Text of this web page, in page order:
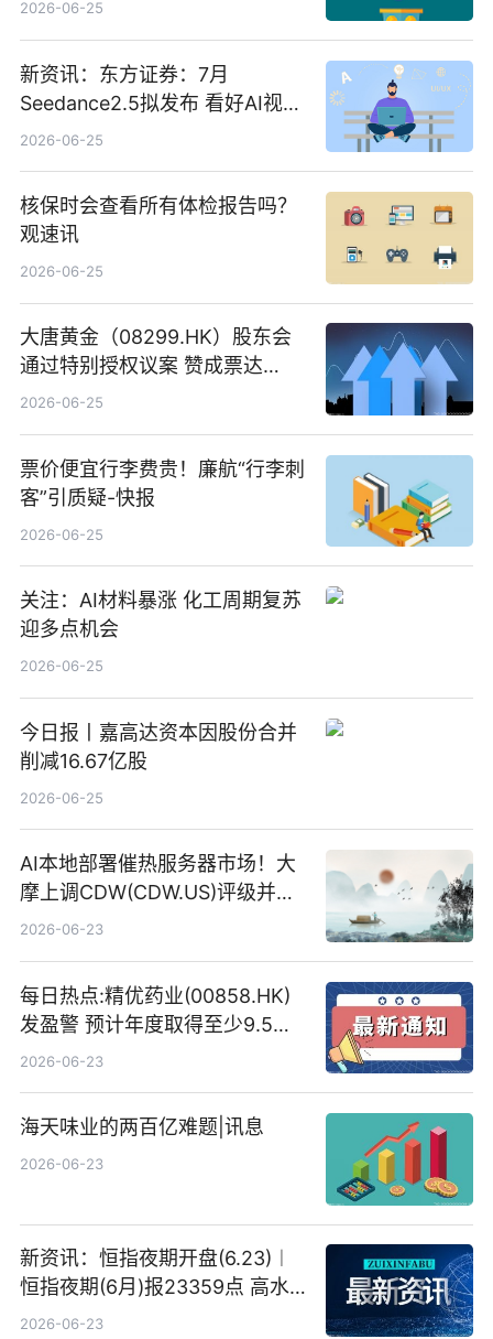
2026-06-25
新资讯：东方证券：7月
Seedance2.5拟发布 看好AI视频
创作工作流进一步提效
2026-06-25
核保时会查看所有体检报告吗？
观速讯
2026-06-25
大唐黄金（08299.HK）股东会
通过特别授权议案 赞成票达
100%_新动态
2026-06-25
票价便宜行李费贵！廉航“行李刺
客”引质疑-快报
2026-06-25
关注：AI材料暴涨 化工周期复苏
迎多点机会
2026-06-25
今日报丨嘉高达资本因股份合并
削减16.67亿股
2026-06-25
AI本地部署催热服务器市场！大
摩上调CDW(CDW.US)评级并看
高IBM(IBM.US)戴尔(DELL.US)
2026-06-23
每日热点:精优药业(00858.HK)
发盈警 预计年度取得至少9.5亿
港元的亏损 同比盈转亏
2026-06-23
海天味业的两百亿难题|讯息
2026-06-23
新资讯：恒指夜期开盘(6.23)︱
恒指夜期(6月)报23359点 高水
23点
2026-06-23